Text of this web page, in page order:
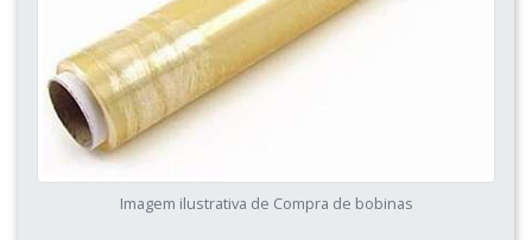
Imagem ilustrativa de Compra de bobinas